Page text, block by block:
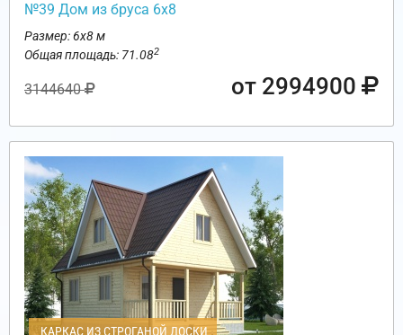
№39 Дом из бруса 6х8
Размер: 6х8 м
Общая площадь: 71.082
3144640 от 2994900
КАРКАС ИЗ СТРОГАНОЙ ДОСКИ